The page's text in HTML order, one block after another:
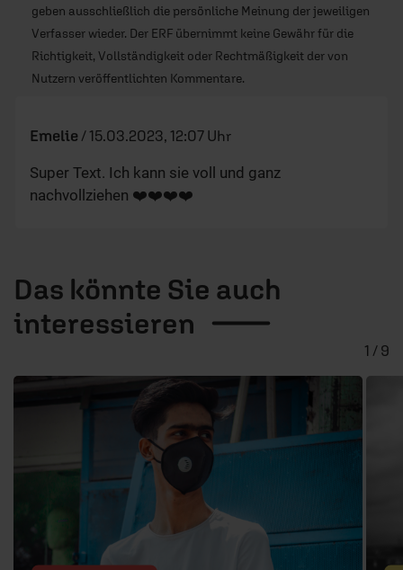
geben ausschließlich die persönliche Meinung der jeweiligen
Verfasser wieder. Der ERF übernimmt keine Gewähr für die
Richtigkeit, Vollständigkeit oder Rechtmäßigkeit der von
Nutzern veröffentlichten Kommentare.
Emelie / 15.03.2023, 12:07 Uhr
Super Text. Ich kann sie voll und ganz
nachvollziehen ❤️❤️❤️❤️
Das könnte Sie auch
interessieren
1 / 9